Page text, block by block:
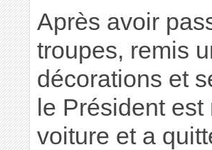
Après avoir
troupes, remis
décorations et
le Président
voiture et a